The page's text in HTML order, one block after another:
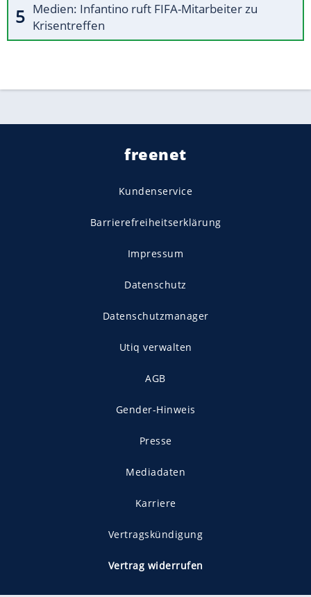
Medien: Infantino ruft FIFA-Mitarbeiter zu
Krisentreffen
freenet
Kundenservice
Barrierefreiheitserklärung
Impressum
Datenschutz
Datenschutzmanager
Utiq verwalten
AGB
Gender-Hinweis
Presse
Mediadaten
Karriere
Vertragskündigung
Vertrag widerrufen